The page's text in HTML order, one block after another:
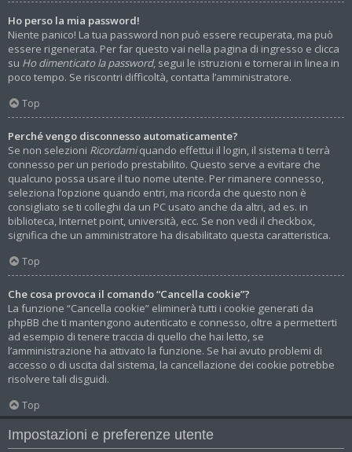
Ho perso la mia password!
Niente panico! La tua password non può essere recuperata, ma può
essere rigenerata. Per far questo vai nella pagina di ingresso e clicca
su Ho dimenticato la password, segui le istruzioni e tornerai in linea in
poco tempo. Se riscontri difficoltà, contatta l’amministratore.
Top
Perché vengo disconnesso automaticamente?
Se non selezioni Ricordamiquando effettui il login, il sistema ti terrà
connesso per un periodo prestabilito. Questo serve a evitare che
qualcuno possa usare il tuo nome utente. Per rimanere connesso,
seleziona l’opzione quando entri, ma ricorda che questo non è
consigliato se ti colleghi da un PC usato anche da altri, ad es. in
biblioteca, Internet point, università, ecc. Se non vedi il checkbox,
significa che un amministratore ha disabilitato questa caratteristica.
Top
Che cosa provoca il comando “Cancella cookie”?
La funzione “Cancella cookie” eliminerà tutti i cookie generati da
phpBB che ti mantengono autenticato e connesso, oltre a permetterti
ad esempio di tenere traccia di quello che hai letto, se
l’amministrazione ha attivato la funzione. Se hai avuto problemi di
accesso o di uscita dal sistema, la cancellazione dei cookie potrebbe
risolvere tali disguidi.
Top
Impostazioni e preferenze utente